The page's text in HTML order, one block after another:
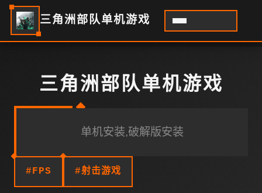
三角洲部队单机游戏
三角洲部队单机游戏
单机安装,破解版安装
#FPS #射击游戏